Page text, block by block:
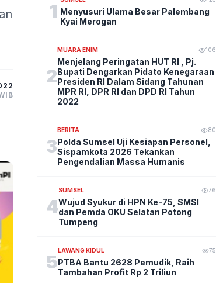
1 Menyusuri Ulama Besar Palembang
Kyai Merogan
2
MUARA ENIM 106
Menjelang Peringatan HUT RI , Pj.
Bupati Dengarkan Pidato Kenegaraan
Presiden RI Dalam Sidang Tahunan
MPR RI, DPR RI dan DPD RI Tahun
2022
3
BERITA 80
Polda Sumsel Uji Kesiapan Personel,
Sispamkota 2026 Tekankan
Pengendalian Massa Humanis
4
SUMSEL 76
Wujud Syukur di HPN Ke-75, SMSI
dan Pemda OKU Selatan Potong
Tumpeng
5
LAWANG KIDUL 75
PTBA Bantu 2628 Pemudik, Raih
Tambahan Profit Rp 2 Triliun